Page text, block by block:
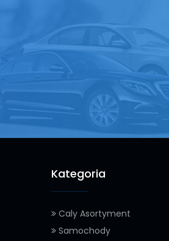
Kategoria
Caly Asortyment
Samochody